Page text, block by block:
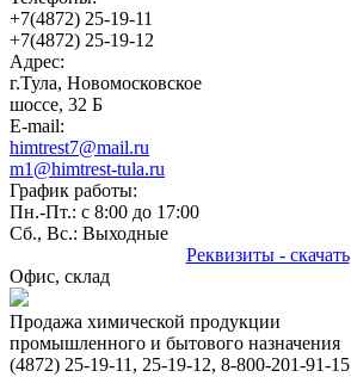
+7(4872) 25-19-11
+7(4872) 25-19-12
Адрес:
г.Тула, Новомосковское
шоссе, 32 Б
E-mail:
himtrest7@mail.ru
m1@himtrest-tula.ru
График работы:
Пн.-Пт.: с 8:00 до 17:00
Сб., Вс.: Выходные
Реквизиты - скачать
Офис, склад
Продажа химической продукции
промышленного и бытового назначения
(4872) 25-19-11, 25-19-12, 8-800-201-91-15